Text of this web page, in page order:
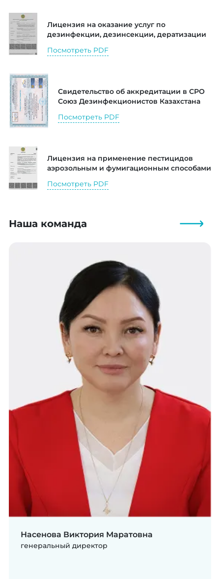
Лицензия на оказание услуг по
дезинфекции, дезинсекции, дератизации
Посмотреть PDF
Свидетельство об аккредитации в СРО
Союз Дезинфекционистов Казахстана
Посмотреть PDF
Лицензия на применение пестицидов
аэрозольным и фумигационным способами
Посмотреть PDF
Наша команда
Насенова Виктория Маратовна
генеральный директор